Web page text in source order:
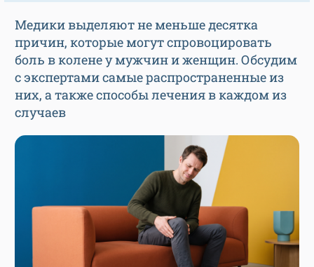
Медики выделяют не меньше десятка
причин, которые могут спровоцировать
боль в колене у мужчин и женщин. Обсудим
с экспертами самые распространенные из
них, а также способы лечения в каждом из
случаев